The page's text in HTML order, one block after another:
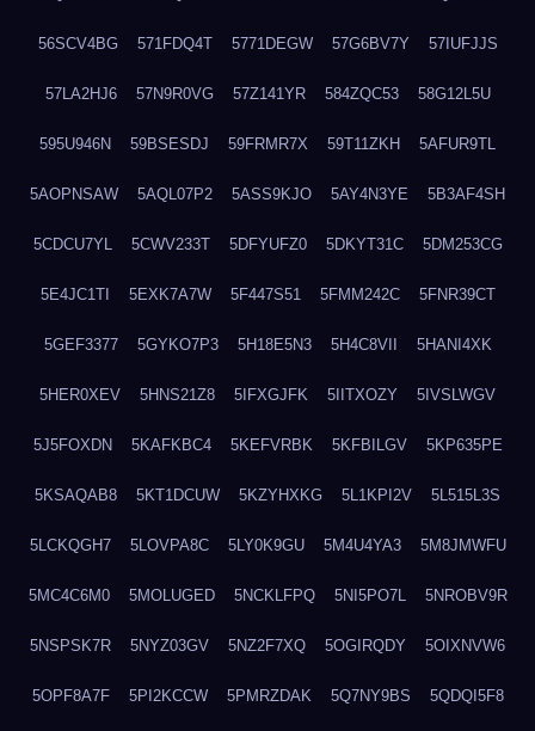
56SCV4BG 571FDQ4T 5771DEGW 57G6BV7Y 57IUFJJS
57LA2HJ6 57N9R0VG 57Z141YR 584ZQC53 58G12L5U
595U946N 59BSESDJ 59FRMR7X 59T11ZKH 5AFUR9TL
5AOPNSAW 5AQL07P2 5ASS9KJO 5AY4N3YE 5B3AF4SH
5CDCU7YL 5CWV233T 5DFYUFZ0 5DKYT31C 5DM253CG
5E4JC1TI 5EXK7A7W 5F447S51 5FMM242C 5FNR39CT
5GEF3377 5GYKO7P3 5H18E5N3 5H4C8VII 5HANI4XK
5HER0XEV 5HNS21Z8 5IFXGJFK 5IITXOZY 5IVSLWGV
5J5FOXDN 5KAFKBC4 5KEFVRBK 5KFBILGV 5KP635PE
5KSAQAB8 5KT1DCUW 5KZYHXKG 5L1KPI2V 5L515L3S
5LCKQGH7 5LOVPA8C 5LY0K9GU 5M4U4YA3 5M8JMWFU
5MC4C6M0 5MOLUGED 5NCKLFPQ 5NI5PO7L 5NROBV9R
5NSPSK7R 5NYZ03GV 5NZ2F7XQ 5OGIRQDY 5OIXNVW6
5OPF8A7F 5PI2KCCW 5PMRZDAK 5Q7NY9BS 5QDQI5F8